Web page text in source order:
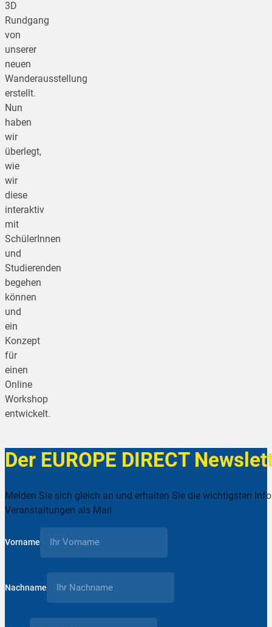
3D
Rundgang
von
unserer
neuen
Wanderausstellung
erstellt.
Nun
haben
wir
überlegt,
wie
wir
diese
interaktiv
mit
SchülerInnen
und
Studierenden
begehen
können
und
ein
Konzept
für
einen
Online
Workshop
entwickelt.
Der EUROPE DIRECT
Melden Sie sich gleich an und erhalten Sie die wichtigsten
Veranstaltungen als Mail
Vorname
Nachname